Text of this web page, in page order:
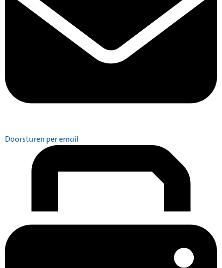
Doorsturen per email